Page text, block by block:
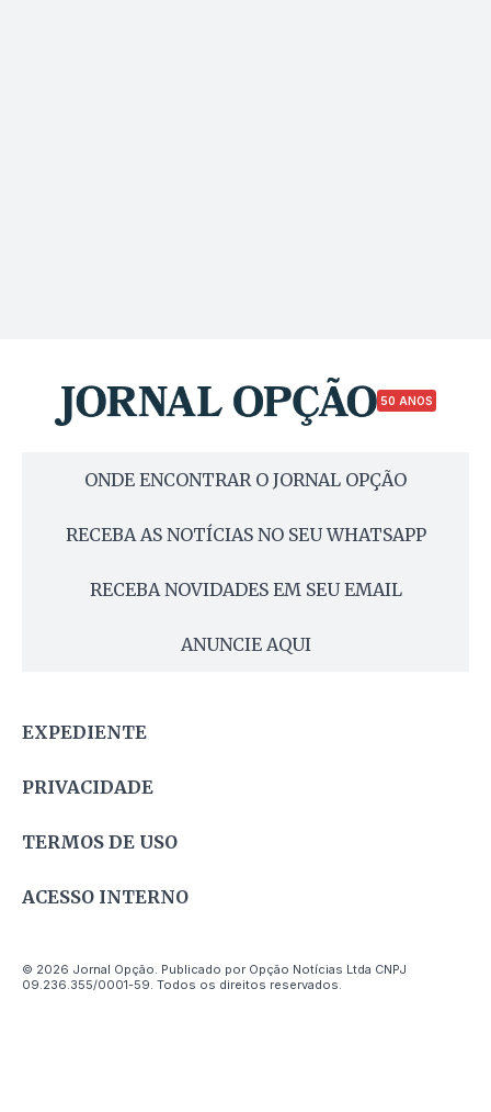
50 ANOS
ONDE ENCONTRAR O JORNAL OPÇÃO
RECEBA AS NOTÍCIAS NO SEU WHATSAPP
RECEBA NOVIDADES EM SEU EMAIL
ANUNCIE AQUI
EXPEDIENTE
PRIVACIDADE
TERMOS DE USO
ACESSO INTERNO
© 2026 Jornal Opção. Publicado por Opção Notícias Ltda CNPJ
09.236.355/0001-59. Todos os direitos reservados.